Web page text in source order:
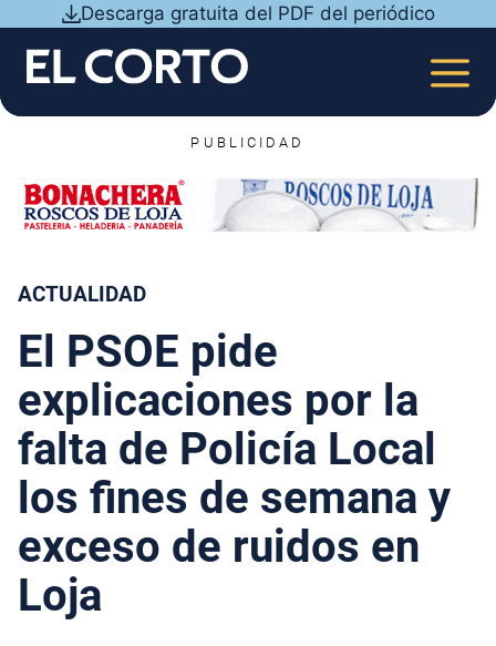
contenido
Descarga gratuita del PDF del periódico
PUBLICIDAD
ACTUALIDAD
El PSOE pide
explicaciones por la
falta de Policía Local
los fines de semana y
exceso de ruidos en
Loja